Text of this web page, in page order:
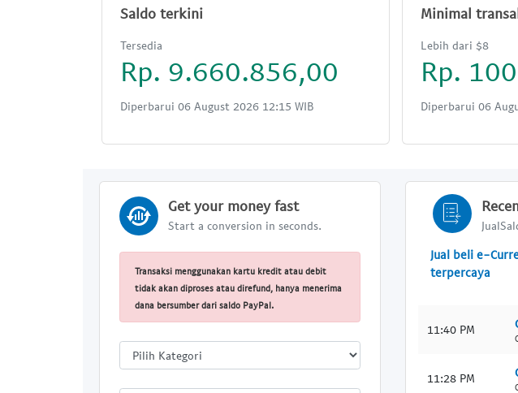
Saldo terkini
Tersedia
Rp. 9.660.856,00
Diperbarui 06 August 2026 12:15 WIB
Minimal
Lebih dari $8
Rp.
Diperbarui 06
Get your money fast
Start a conversion in seconds.
Transaksi menggunakan kartu kredit atau debit
tidak akan diproses atau direfund, hanya menerima
dana bersumber dari saldo PayPal.
Jual beli e-
terpercaya
11:40 PM
11:28 PM